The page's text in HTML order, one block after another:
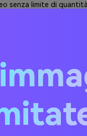
senza limite di
risoluzioni e